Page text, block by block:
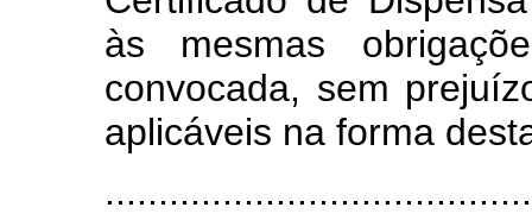
às mesmas
convocada, sem
aplicáveis na forma